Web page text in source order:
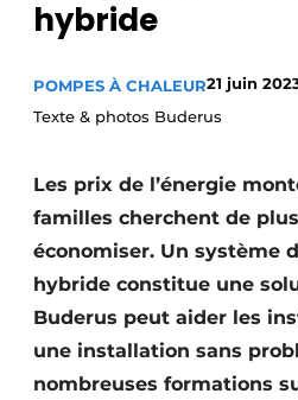
S’inscrire à l’événement
Termes et conditions
hybride
POMPES À CHALEUR21 juin
Texte & photos Buderus
Les prix de l’énergie
familles cherchent de
économiser. Un système
hybride constitue une
Buderus peut aider les
une installation sans
nombreuses formations